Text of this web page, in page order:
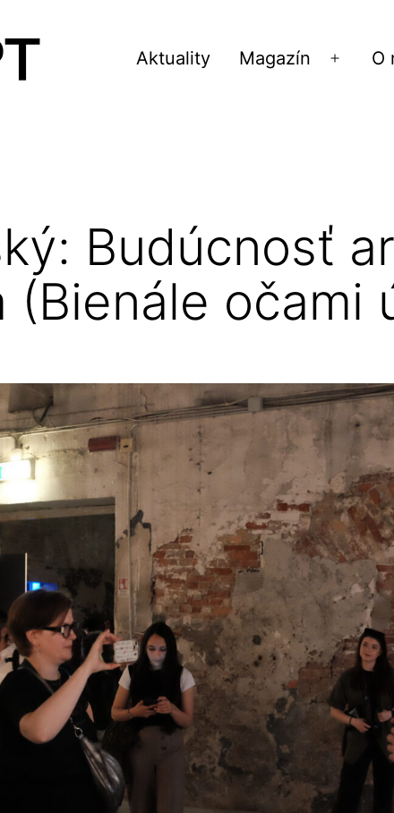
Aktuality Magazín
Otvoriť
O
Budúcnosť
očami